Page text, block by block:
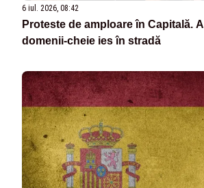
6 iul. 2026, 08:42
Proteste de amploare în Capitală.
domenii-cheie ies în stradă